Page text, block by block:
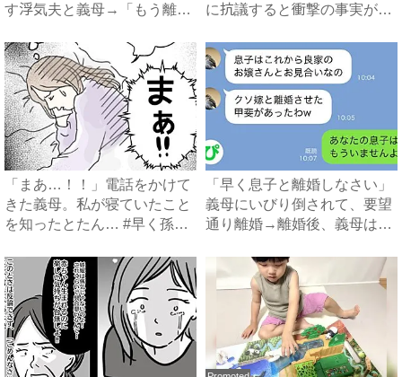
す浮気夫と義母→「もう離婚
に抗議すると衝撃の事実が判
「まあ…！！」電話をかけて
きた義母。私が寝ていたこと
を知ったとたん… #早く孫
「早く息子と離婚しなさい」
義母にいびり倒されて、要望
通り離婚→離婚後、義母は絶